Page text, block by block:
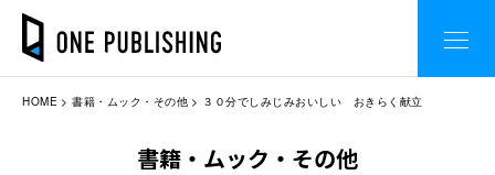
HOME 書籍・ムック・その他 ３０分でしみじみおいしい おきらく献立
書籍・ムック・その他